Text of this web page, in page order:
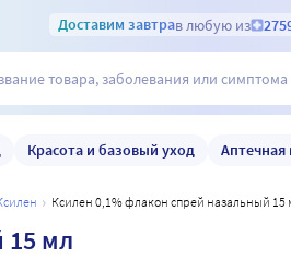
Доставим завтрав любую из
Красота и базовый уход Аптечная
ксилен Ксилен 0,1% флакон спрей назальный 15
15 мл